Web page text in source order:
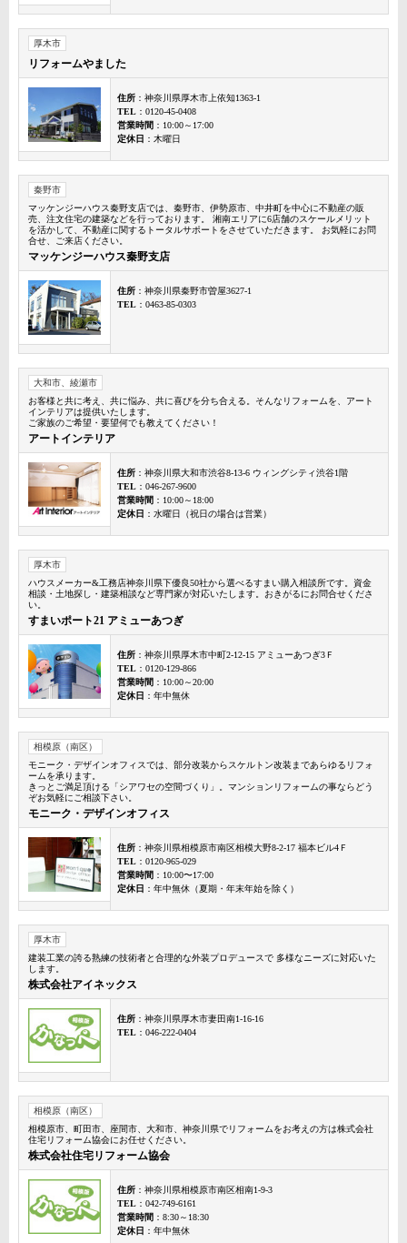
厚木市
リフォームやました
住所 ：神奈川県厚木市上依知1363-1
TEL ：0120-45-0408
営業時間 ：10:00～17:00
定休日 ：木曜日
秦野市
マッケンジーハウス秦野支店では、秦野市、伊勢原市、中井町を中心に不動産の販
売、注文住宅の建築などを行っております。 湘南エリアに6店舗のスケールメリット
を活かして、不動産に関するトータルサポートをさせていただきます。 お気軽にお問
合せ、ご来店ください。
マッケンジーハウス秦野支店
住所 ：神奈川県秦野市曽屋3627-1
TEL ：0463-85-0303
大和市、綾瀬市
お客様と共に考え、共に悩み、共に喜びを分ち合える。そんなリフォームを、アート
インテリアは提供いたします。
ご家族のご希望・要望何でも教えてください！
アートインテリア
住所 ：神奈川県大和市渋谷8-13-6 ウィングシティ渋谷1階
TEL ：046-267-9600
営業時間 ：10:00～18:00
定休日 ：水曜日（祝日の場合は営業）
厚木市
ハウスメーカー&工務店神奈川県下優良50社から選べるすまい購入相談所です。資金
相談・土地探し・建築相談など専門家が対応いたします。おきがるにお問合せくださ
い。
すまいポート21 アミューあつぎ
住所 ：神奈川県厚木市中町2-12-15 アミューあつぎ3Ｆ
TEL ：0120-129-866
営業時間 ：10:00～20:00
定休日 ：年中無休
相模原（南区）
モニーク・デザインオフィスでは、部分改装からスケルトン改装まであらゆるリフォ
ームを承ります。
きっとご満足頂ける「シアワセの空間づくり」。マンションリフォームの事ならどう
ぞお気軽にご相談下さい。
モニーク・デザインオフィス
住所 ：神奈川県相模原市南区相模大野8-2-17 福本ビル4Ｆ
TEL ：0120-965-029
営業時間 ：10:00〜17:00
定休日 ：年中無休（夏期・年末年始を除く）
厚木市
建装工業の誇る熟練の技術者と合理的な外装プロデュースで 多様なニーズに対応いた
します。
株式会社アイネックス
住所 ：神奈川県厚木市妻田南1-16-16
TEL ：046-222-0404
相模原（南区）
相模原市、町田市、座間市、大和市、神奈川県でリフォームをお考えの方は株式会社
住宅リフォーム協会にお任せください。
株式会社住宅リフォーム協会
住所 ：神奈川県相模原市南区相南1-9-3
TEL ：042-749-6161
営業時間 ：8:30～18:30
定休日 ：年中無休